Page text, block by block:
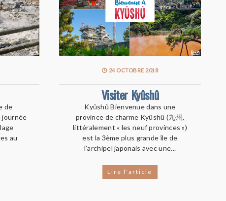
de
journée
au
24 OCTOBRE 2018
Visiter Kyûshû
Kyûshû Bienvenue dans une
province de charme Kyûshû (九州,
littéralement « les neuf provinces »)
est la 3ème plus grande île de
l’archipel japonais avec une...
Lire l'article